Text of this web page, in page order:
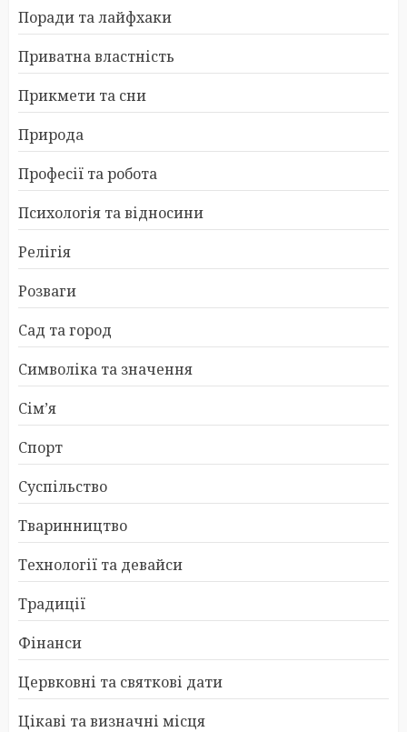
Поради та лайфхаки
Приватна властність
Прикмети та сни
Природа
Професії та робота
Психологія та відносини
Релігія
Розваги
Сад та город
Символіка та значення
Сім’я
Спорт
Суспільство
Тваринництво
Технології та девайси
Традиції
Фінанси
Цервковні та святкові дати
Цікаві та визначні місця